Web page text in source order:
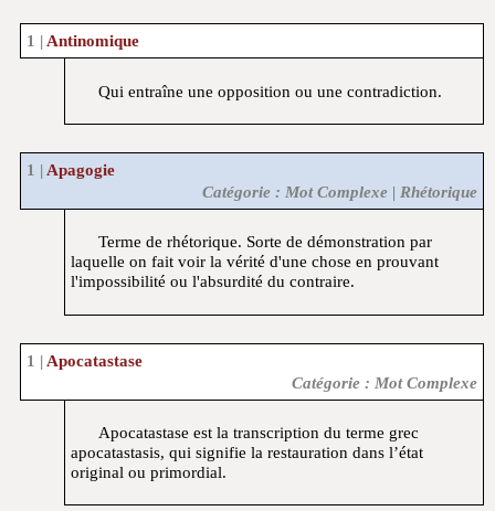
Antinomique
Qui entraîne une opposition ou une contradiction.
Apagogie
Catégorie : Mot Complexe | Rhétorique
Terme de rhétorique. Sorte de démonstration par
laquelle on fait voir la vérité d'une chose en prouvant
l'impossibilité ou l'absurdité du contraire.
Apocatastase
Catégorie : Mot Complexe
Apocatastase est la transcription du terme grec
apocatastasis, qui signifie la restauration dans l’état
original ou primordial.